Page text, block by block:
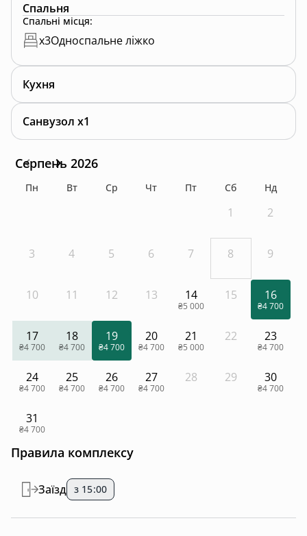
Спальня
Спальні місця:
x3Односпальне ліжко
Кухня
Санвузол x1
Серпень 2026
Пн Вт Ср Чт Пт Сб Нд
1 2
3 4 5 6 7 8 9
10 11 12 13 14
₴5 000
15 16
₴4 700
17
₴4 700
18
₴4 700
19
₴4 700
20
₴4 700
21
₴5 000
22 23
₴4 700
24
₴4 700
25
₴4 700
26
₴4 700
27
₴4 700
28 29 30
₴4 700
31
₴4 700
Правила комплексу
Заїзд з 15:00